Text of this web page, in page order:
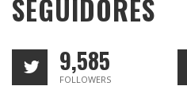
SEGUIDORES
9,585
FOLLOWERS